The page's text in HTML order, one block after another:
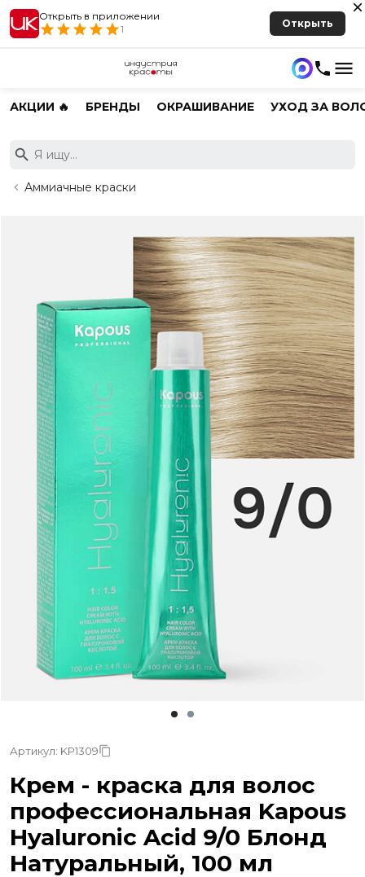
Открыть в приложении
1
Открыть
АКЦИИ 🔥 БРЕНДЫ ОКРАШИВАНИЕ УХОД ЗА
Аммиачные краски
Артикул: KP1309
Крем - краска для волос
профессиональная Kapous
Hyaluronic Acid 9/0 Блонд
Натуральный, 100 мл